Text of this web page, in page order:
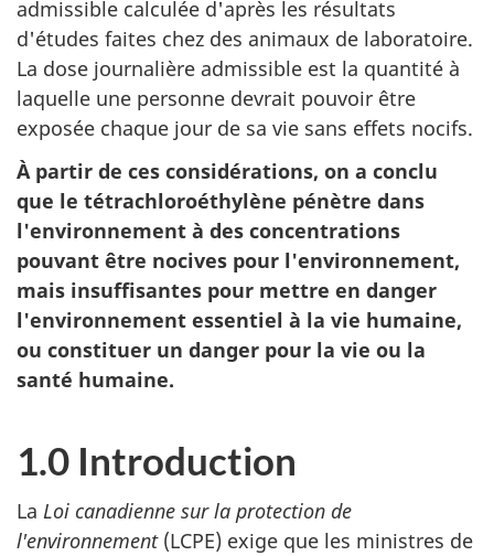
admissible calculée d'après les résultats
d'études faites chez des animaux de laboratoire.
La dose journalière admissible est la quantité à
laquelle une personne devrait pouvoir être
exposée chaque jour de sa vie sans effets nocifs.
À partir de ces considérations, on a conclu
que le tétrachloroéthylène pénètre dans
l'environnement à des concentrations
pouvant être nocives pour l'environnement,
mais insuffisantes pour mettre en danger
l'environnement essentiel à la vie humaine,
ou constituer un danger pour la vie ou la
santé humaine.
1.0 Introduction
La Loi canadienne sur la protection de
l'environnement(LCPE) exige que les ministres de